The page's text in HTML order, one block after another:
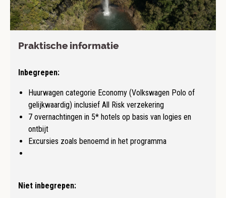
Praktische informatie
Inbegrepen:
Huurwagen categorie Economy (Volkswagen Polo of
gelijkwaardig) inclusief All Risk verzekering
7 overnachtingen in 5* hotels op basis van logies en
ontbijt
Excursies zoals benoemd in het programma
Niet inbegrepen: